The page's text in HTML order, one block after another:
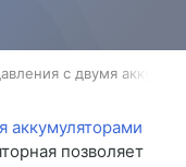
с двумя
позволяет